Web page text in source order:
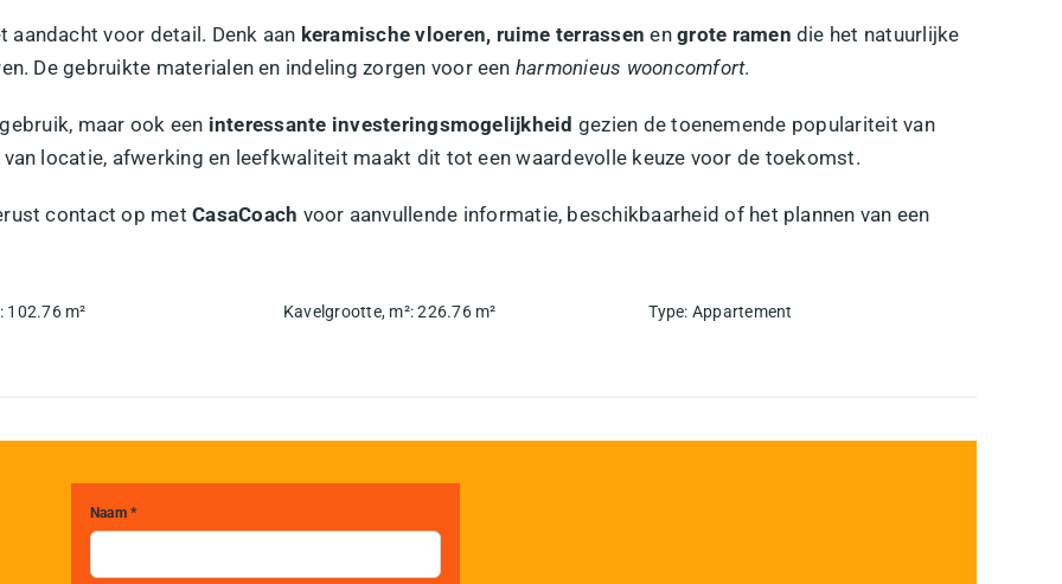
voor detail. Denk aan keramische vloeren, ruime terrassen engrote ramen die het natuurlijke
De gebruikte materialen en indeling zorgen voor een harmonieus wooncomfort.
maar ook een interessante investeringsmogelijkheid gezien de toenemende populariteit van
locatie, afwerking en leefkwaliteit maakt dit tot een waardevolle keuze voor de toekomst.
contact op metCasaCoach voor aanvullende informatie, beschikbaarheid of het plannen van een
: 102.76 m² Kavelgrootte, m²: 226.76 m² Type: Appartement
Naam *